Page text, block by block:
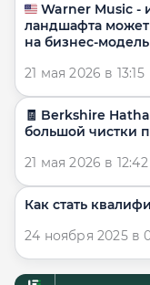
🇺🇸 Warner Music
ландшафта может
на бизнес-модель
21 мая 2026 в 13:15
🧾 Berkshire
большой чистки
21 мая 2026 в 12:42
Как стать
24 ноября 2025 в